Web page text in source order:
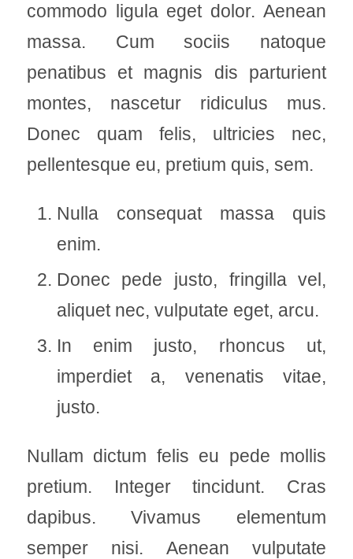
commodo ligula eget dolor. Aenean
massa. Cum sociis natoque
penatibus et magnis dis parturient
montes, nascetur ridiculus mus.
Donec quam felis, ultricies nec,
pellentesque eu, pretium quis, sem.
Nulla consequat massa quis
enim.
Donec pede justo, fringilla vel,
aliquet nec, vulputate eget, arcu.
In enim justo, rhoncus ut,
imperdiet a, venenatis vitae,
justo.
Nullam dictum felis eu pede mollis
pretium. Integer tincidunt. Cras
dapibus. Vivamus elementum
semper nisi. Aenean vulputate